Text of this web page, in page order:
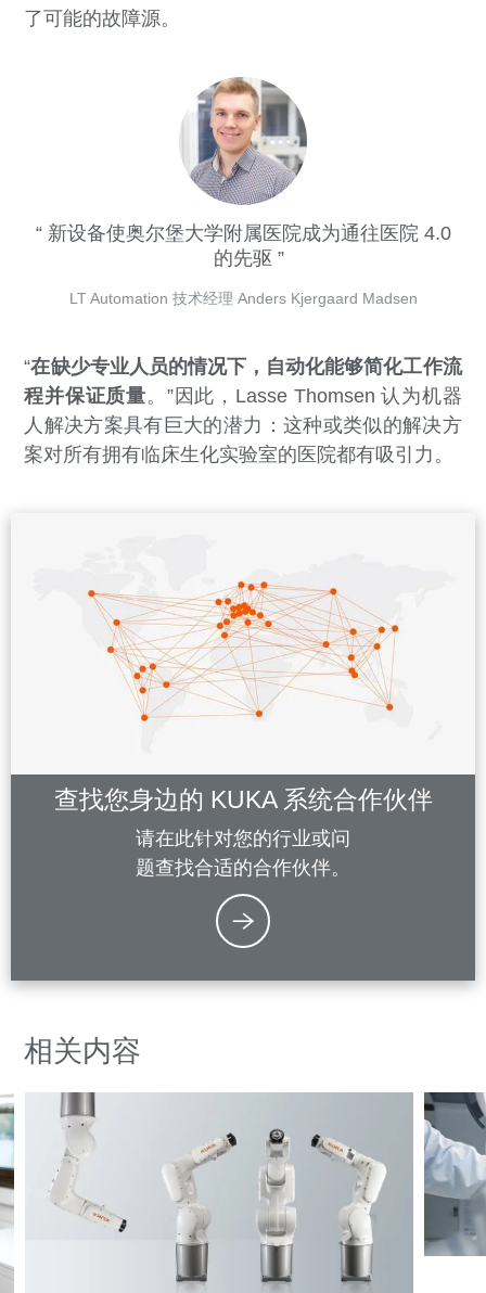
了可能的故障源。
新设备使奥尔堡大学附属医院成为通往医院 4.0
的先驱
LT Automation 技术经理 Anders Kjergaard Madsen
“在缺少专业人员的情况下，自动化能够简化工作流
程并保证质量。”因此，Lasse Thomsen 认为机器
人解决方案具有巨大的潜力：这种或类似的解决方
案对所有拥有临床生化实验室的医院都有吸引力。
查找您身边的 KUKA 系统合作伙伴
请在此针对您的行业或问
题查找合适的合作伙伴。
相关内容